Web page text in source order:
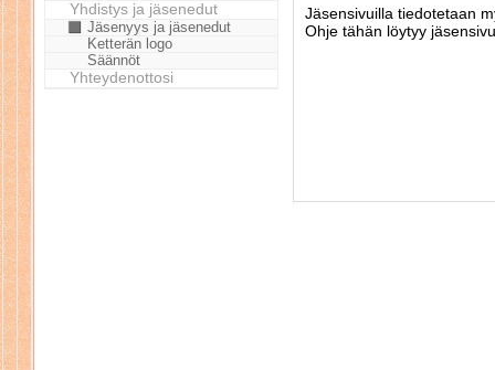
Yhdistys ja jäsenedut
Jäsenyys ja jäsenedut
Ketterän logo
Säännöt
Yhteydenottosi
Jäsensivuilla tiedotetaan
Ohje tähän löytyy